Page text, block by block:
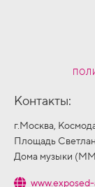
Контакты:
г.Москва,
Площадь
Дома музыки